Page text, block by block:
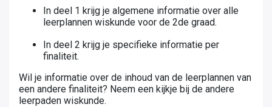
In deel 1 krijg je algemene informatie over alle
leerplannen wiskunde voor de 2de graad.
In deel 2 krijg je specifieke informatie per
finaliteit.
Wil je informatie over de inhoud van de leerplannen van
een andere finaliteit? Neem een kijkje bij de andere
leerpaden wiskunde.